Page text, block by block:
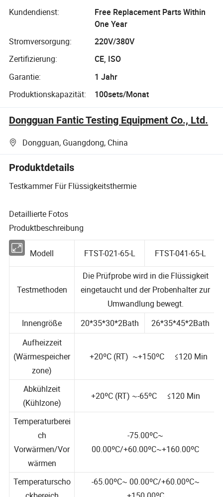
/Thermischer
Kundendienst:
Free Replacement Parts Within
One Year
Stromversorgung:
220V/380V
Zertifizierung:
CE, ISO
Garantie:
1 Jahr
Produktionskapazität:
100sets/Monat
Dongguan Fantic Testing Equipment Co., Ltd.
Dongguan, Guangdong, China
Produktdetails
Testkammer Für Flüssigkeitsthermie
Detaillierte Fotos
Produktbeschreibung
Modell FTST-021-65-L FTST-041-65-L
Die Prüfprobe wird in die Flüssigkeit
eingetaucht und der Probenhalter zur
Umwandlung bewegt.
Innengröße
20*35*30*2Bath
26*35*45*2Bath
Aufheizzeit
(Wärmespeicher
zone)
Abkühlzeit
(Kühlzone)
Temperaturberei
ch
Vorwärmen/Vor
wärmen
-75.00ºC~